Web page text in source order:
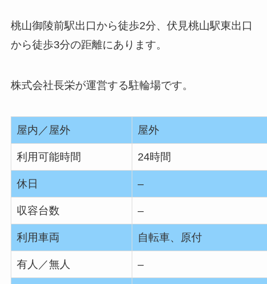
桃山御陵前駅出口から徒歩2分、伏見桃山駅東出口
から徒歩3分の距離にあります。
株式会社長栄が運営する駐輪場です。
屋内／屋外 屋外
利用可能時間 24時間
休日 –
収容台数 –
利用車両 自転車、原付
有人／無人 –